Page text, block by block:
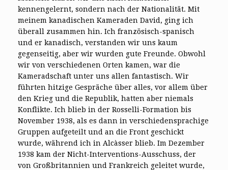
kennengelernt, sondern nach der Nationalität. Mit
meinem kanadischen Kameraden David, ging ich
überall zusammen hin. Ich französisch-spanisch
und er kanadisch, verstanden wir uns kaum
gegenseitig, aber wir wurden gute Freunde. Obwohl
wir von verschiedenen Orten kamen, war die
Kameradschaft unter uns allen fantastisch. Wir
führten hitzige Gespräche über alles, vor allem über
den Krieg und die Republik, hatten aber niemals
Konflikte. Ich blieb in der Rosselli-Formation bis
November 1938, als es dann in verschiedensprachige
Gruppen aufgeteilt und an die Front geschickt
wurde, während ich in Alcàsser blieb. Im Dezember
1938 kam der Nicht-Interventions-Ausschuss, der
von Großbritannien und Frankreich geleitet wurde,